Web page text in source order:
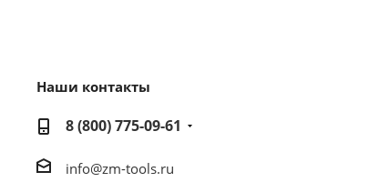
Наши контакты
8 (800) 775-09-61
info@zm-tools.ru